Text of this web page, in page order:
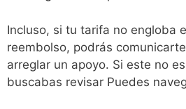
Incluso, si tu tarifa no engloba
reembolso, podrás
arreglar un apoyo. Si este no
buscabas revisar Puedes